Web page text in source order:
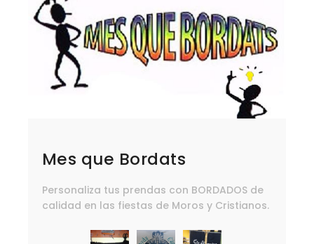
Mes que Bordats
Personaliza tus prendas con BORDADOS de
calidad en las fiestas de Moros y Cristianos.